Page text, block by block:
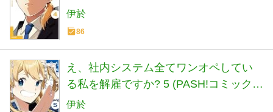
ス)
伊於
86
え、社内システム全てワンオペしてい
る私を解雇ですか? 5 (PASH!コミック
ス)
伊於